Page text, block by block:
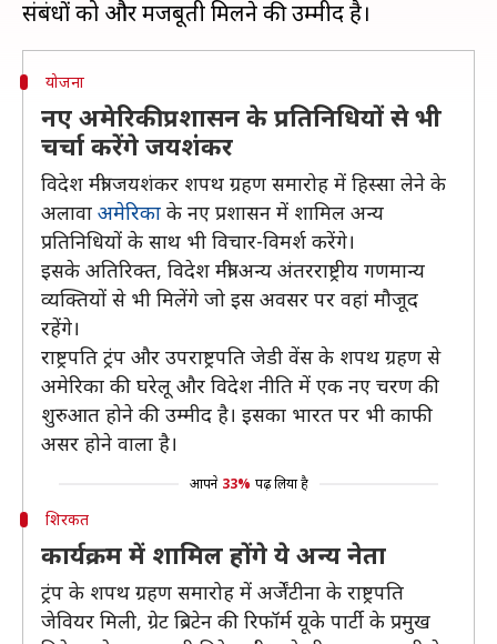
योजना
नए अमेरिकी प्रशासन के प्रतिनिधियों से भी
चर्चा करेंगे जयशंकर
विदेश मंत्री जयशंकर शपथ ग्रहण समारोह में हिस्सा लेने के
अलावा अमेरिका के नए प्रशासन में शामिल अन्य
प्रतिनिधियों के साथ भी विचार-विमर्श करेंगे।
इसके अतिरिक्त, विदेश मंत्री अन्य अंतरराष्ट्रीय गणमान्य
व्यक्तियों से भी मिलेंगे जो इस अवसर पर वहां मौजूद
रहेंगे।
राष्ट्रपति ट्रंप और उपराष्ट्रपति जेडी वेंस के शपथ ग्रहण से
अमेरिका की घरेलू और विदेश नीति में एक नए चरण की
शुरुआत होने की उम्मीद है। इसका भारत पर भी काफी
असर होने वाला है।
आपने 33% पढ़ लिया है
शिरकत
कार्यक्रम में शामिल होंगे ये अन्य नेता
ट्रंप के शपथ ग्रहण समारोह में अर्जेंटीना के राष्ट्रपति
जेवियर मिली, ग्रेट ब्रिटेन की रिफॉर्म यूके पार्टी के प्रमुख